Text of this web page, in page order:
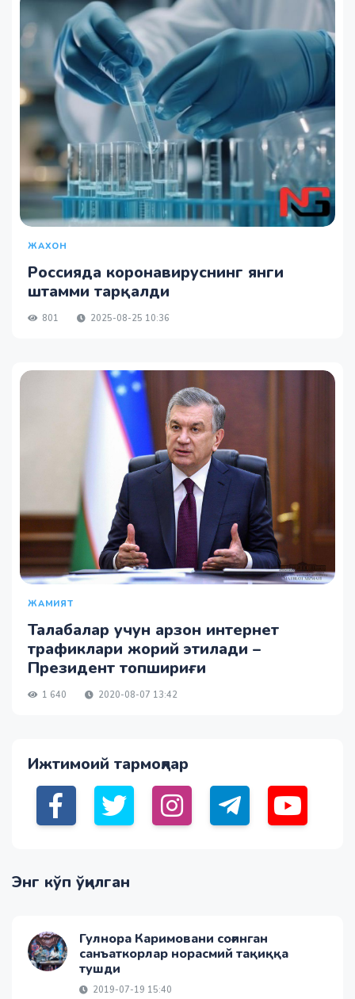
ЖАХОН
Россияда коронавируснинг янги
штамми тарқалди
801 2025-08-25 10:36
ЖАМИЯТ
Талабалар учун арзон интернет
трафиклари жорий этилади –
Президент топшириғи
1 640 2020-08-07 13:42
Ижтимоий тармоқлар
Энг кўп ўқилган
Гулнора Каримовани соғинган
санъаткорлар норасмий тақиққа
тушди
2019-07-19 15:40